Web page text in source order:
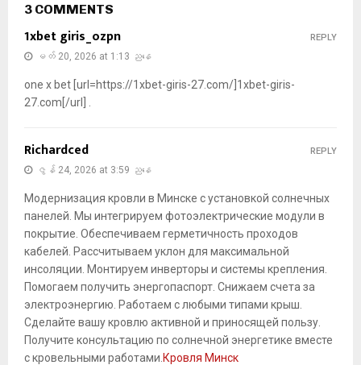
3 COMMENTS
1xbet giris_ozpn
မတ် 20, 2026 at 1:13 ညနေ
one x bet [url=https://1xbet-giris-27.com/]1xbet-giris-
27.com[/url] .
REPLY
Richardced
ဇွန် 24, 2026 at 3:59 ညနေ
Модернизация кровли в Минске с установкой солнечных
панелей. Мы интегрируем фотоэлектрические модули в
покрытие. Обеспечиваем герметичность проходов
кабелей. Рассчитываем уклон для максимальной
инсоляции. Монтируем инверторы и системы крепления.
Помогаем получить энергопаспорт. Снижаем счета за
электроэнергию. Работаем с любыми типами крыш.
Сделайте вашу кровлю активной и приносящей пользу.
Получите консультацию по солнечной энергетике вместе
с кровельными работами. Кровля Минск
REPLY